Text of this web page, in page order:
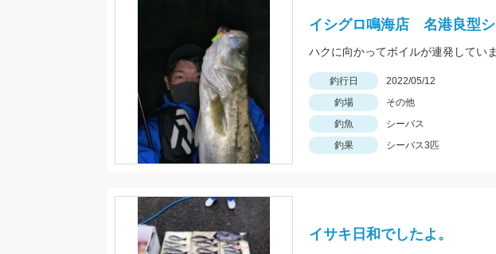
イシグロ鳴海店 名港良型
ハクに向かってボイルが連発してい
釣行日 2022/05/12
釣場
その他
釣魚
シーバス
釣果
シーバス3匹
イサキ日和でしたよ。